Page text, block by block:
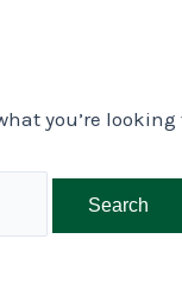
you’re